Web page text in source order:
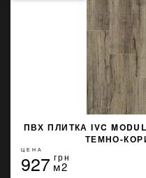
ПВХ ПЛИТКА IVC
ТЕМНО-
ЦЕНА
927 грн
м2